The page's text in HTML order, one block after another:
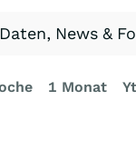
News &
1 Monat